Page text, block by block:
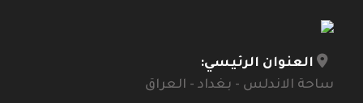
العنوان الرئيسي:
ساحة الاندلس - بغداد - العراق